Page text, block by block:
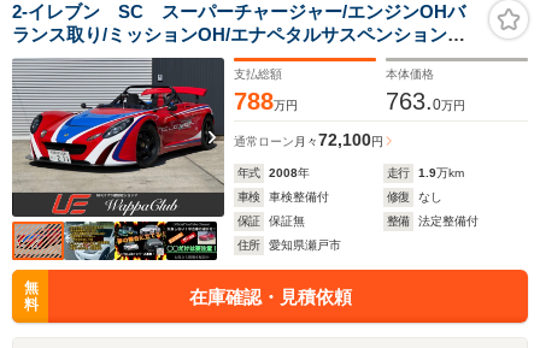
2-イレブン SC スーパーチャージャー/エンジンOHバ
ランス取り/ミッションOH/エナペタルサスペンションキ
ット/OUTERPLUSエアロパーツ/ロータススポーツアルミ
ホイール
支払総額
788万円
本体価格
763.0万円
通常ローン 月々72,100円
年式 2008年 走行 1.9万km
車検
車検整備付 修復
なし
保証
保証無 整備
法定整備付
住所
愛知県瀬戸市
無
料
在庫確認・見積依頼